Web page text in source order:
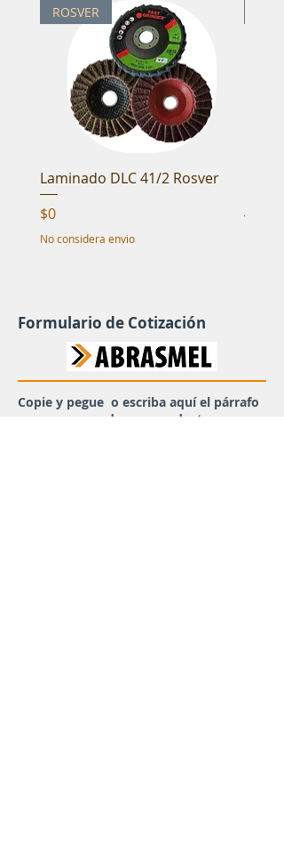
ROSVER
Laminado DLC 41/2 Rosver
Precio
$0
No considera envio
Formulario de Cotización
Copie y pegue o escriba aquí el párrafo
que corresponde a su producto en